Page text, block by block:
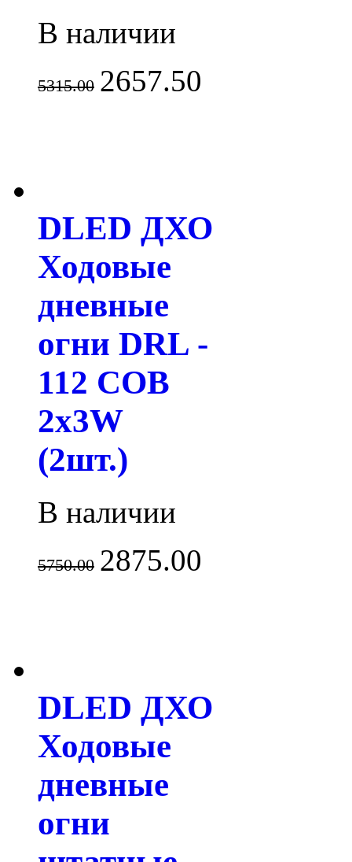
В наличии
5315.00 2657.50
DLED ДХО
Ходовые
дневные
огни DRL -
112 COB
2x3W
(2шт.)
В наличии
5750.00 2875.00
DLED ДХО
Ходовые
дневные
огни